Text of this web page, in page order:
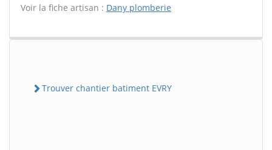
Voir la fiche artisan : Dany plomberie
Trouver chantier batiment EVRY